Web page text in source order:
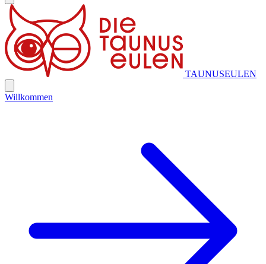
TAUNUSEULEN
Willkommen